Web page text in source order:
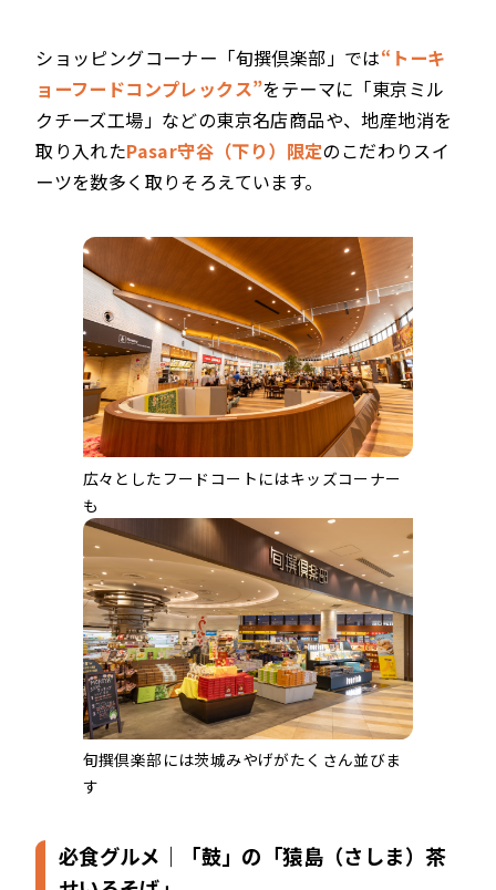
ショッピングコーナー「旬撰倶楽部」では“トーキ
ョーフードコンプレックス”をテーマに「東京ミル
クチーズ工場」などの東京名店商品や、地産地消を
取り入れたPasar守谷（下り）限定のこだわりスイ
ーツを数多く取りそろえています。
広々としたフードコートにはキッズコーナー
も
旬撰倶楽部には茨城みやげがたくさん並びま
す
必食グルメ｜「鼓」の「猿島（さしま）茶